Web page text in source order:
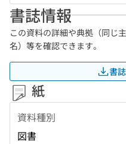
書誌情報
この資料の詳細や典拠（同じ
名）等を確認できます。
書
紙
資料種別
図書